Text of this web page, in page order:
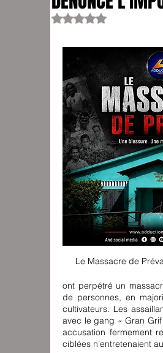
Rated NaN out of 5
Le Massacre de
ont perpétré un
de personnes, en
cultivateurs. Les
avec le gang « Gran
accusation fermement
ciblées n’entretenaient